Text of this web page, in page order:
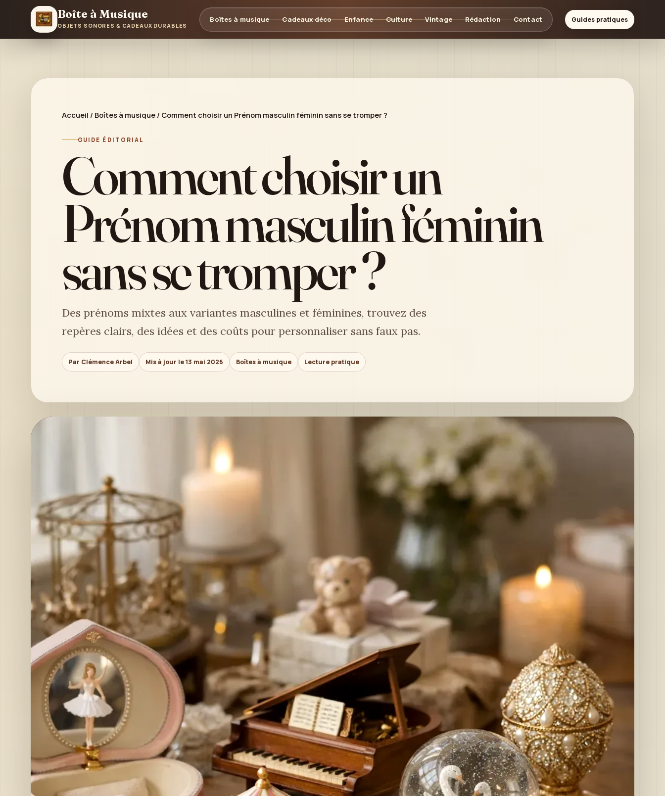
Boîte à Musique
OBJETS SONORES & CADEAUX DURABLES
Boîtes à musique Cadeaux déco Enfance Culture Vintage Rédaction Contact Guides pratiques
Accueil / Boîtes à musique / Comment choisir un Prénom masculin féminin sans se tromper ?
GUIDE ÉDITORIAL
Comment choisir un
Prénom masculin féminin
sans se tromper ?
Des prénoms mixtes aux variantes masculines et féminines, trouvez des
repères clairs, des idées et des coûts pour personnaliser sans faux pas.
Par Clémence Arbel Mis à jour le 13 mai 2026 Boîtes à musique Lecture pratique